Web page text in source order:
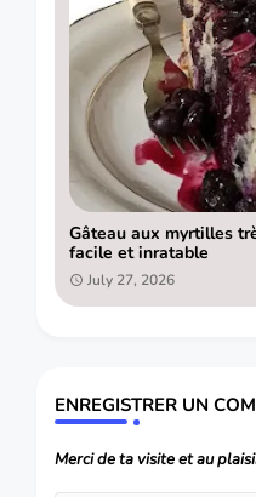
Gâteau aux myrtilles
facile et inratable
July 27, 2026
ENREGISTRER UN
Merci de ta visite et au